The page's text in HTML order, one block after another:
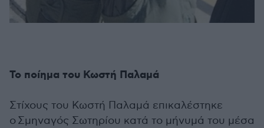
To ποίημα του Κωστή Παλαμά
Στίχους του Κωστή Παλαμά επικαλέστηκε
ο Σμηναγός Σωτηρίου κατά το μήνυμά του μέσα